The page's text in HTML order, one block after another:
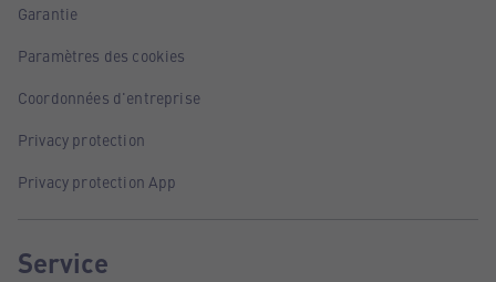
Garantie
Paramètres des cookies
Coordonnées d'entreprise
Privacy protection
Privacy protection App
Service